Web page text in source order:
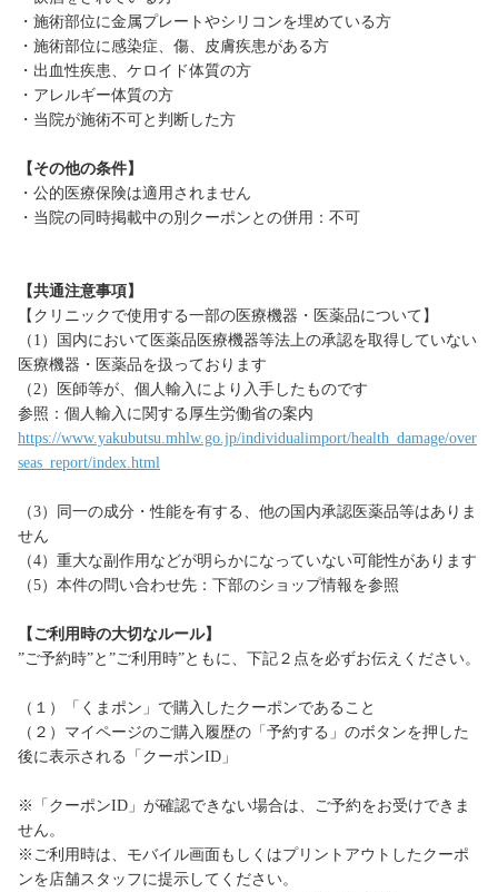
・施術部位に金属プレートやシリコンを埋めている方
・施術部位に感染症、傷、皮膚疾患がある方
・出血性疾患、ケロイド体質の方
・アレルギー体質の方
・当院が施術不可と判断した方
【その他の条件】
・公的医療保険は適用されません
・当院の同時掲載中の別クーポンとの併用：不可
【共通注意事項】
【クリニックで使用する一部の医療機器・医薬品について】
（1）国内において医薬品医療機器等法上の承認を取得していない
医療機器・医薬品を扱っております
（2）医師等が、個人輸入により入手したものです
参照：個人輸入に関する厚生労働省の案内
https://www.yakubutsu.mhlw.go.jp/individualimport/health_damage/over
seas_report/index.html
（3）同一の成分・性能を有する、他の国内承認医薬品等はありま
せん
（4）重大な副作用などが明らかになっていない可能性があります
（5）本件の問い合わせ先：下部のショップ情報を参照
【ご利用時の大切なルール】
”ご予約時”と”ご利用時”ともに、下記２点を必ずお伝えください。
（１）「くまポン」で購入したクーポンであること
（２）マイページのご購入履歴の「予約する」のボタンを押した
後に表示される「クーポンID」
※「クーポンID」が確認できない場合は、ご予約をお受けできま
せん。
※ご利用時は、モバイル画面もしくはプリントアウトしたクーポ
ンを店舗スタッフに提示してください。